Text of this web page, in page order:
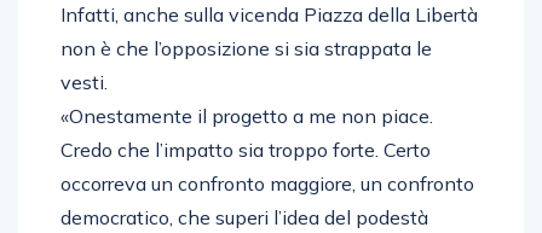
Infatti, anche sulla vicenda Piazza della Libertà
non è che l’opposizione si sia strappata le
vesti.
«Onestamente il progetto a me non piace.
Credo che l’impatto sia troppo forte. Certo
occorreva un confronto maggiore, un confronto
democratico, che superi l’idea del podestà